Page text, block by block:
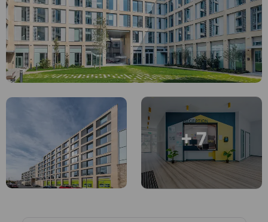
English (GB)
English (US)
Chinese
Español
Català
Deutsch
Sélectionnez un pays
Sélectionnez une ville
Choisissez une résidence
Réservez maintenant
+ 7